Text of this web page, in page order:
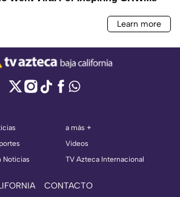
Noticias
a más +
Videos
TV Azteca Internacional
CONTACTO